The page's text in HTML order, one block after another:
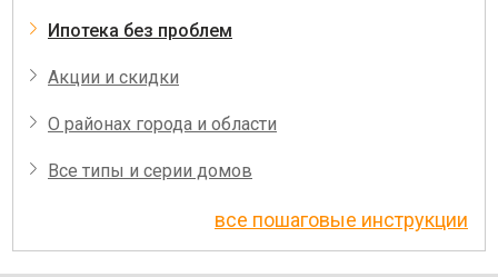
Ипотека без проблем
Акции и скидки
О районах города и области
Все типы и серии домов
все пошаговые инструкции